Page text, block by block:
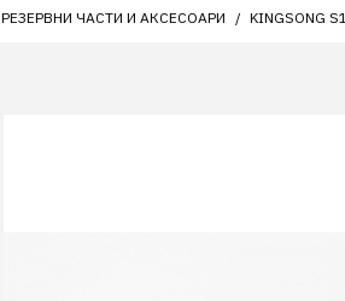
РЕЗЕРВНИ ЧАСТИ И АКСЕСОАРИ KINGSONG